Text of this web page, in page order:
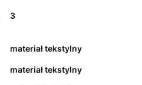
3
materiał tekstylny
materiał tekstylny